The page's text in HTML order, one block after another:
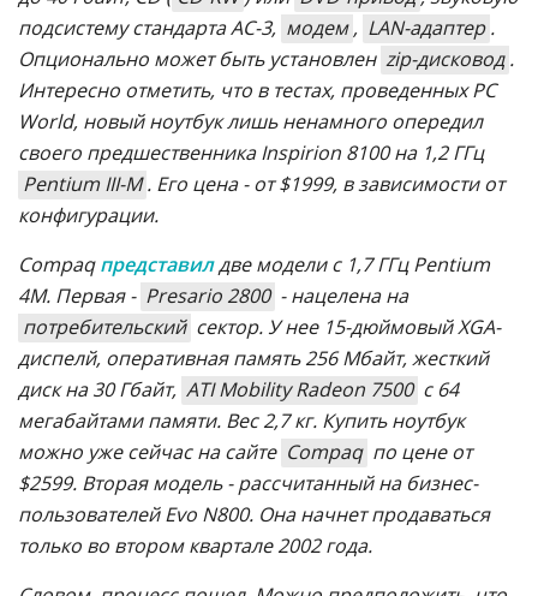
подсистему стандарта AC-3, модем , LAN-адаптер .
Опционально может быть установлен zip-дисковод .
Интересно отметить, что в тестах, проведенных PC
World, новый ноутбук лишь ненамного опередил
своего предшественника Inspirion 8100 на 1,2 ГГц
Pentium III-M . Его цена - от $1999, в зависимости от
конфигурации.
Compaqпредставилдве модели с 1,7 ГГц Pentium
4M. Первая - Presario 2800 - нацелена на
потребительский сектор. У нее 15-дюймовый XGA-
диспелй, оперативная память 256 Мбайт, жесткий
диск на 30 Гбайт, ATI Mobility Radeon 7500 с 64
мегабайтами памяти. Вес 2,7 кг. Купить ноутбук
можно уже сейчас на сайте Compaq по цене от
$2599. Вторая модель - рассчитанный на бизнес-
пользователей Evo N800. Она начнет продаваться
только во втором квартале 2002 года.